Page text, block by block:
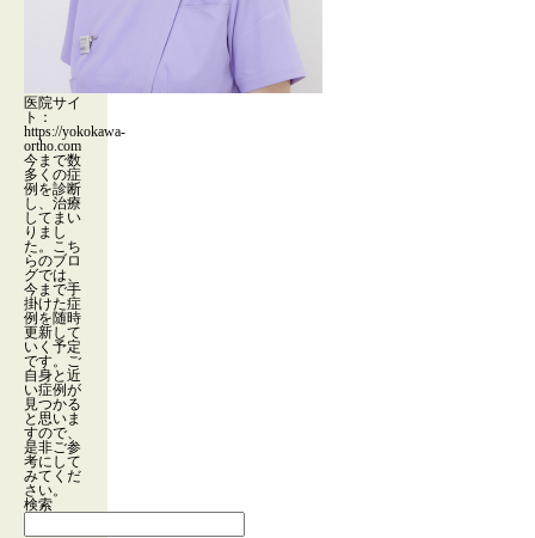
医院サイ
ト：
https://yokokawa-
ortho.com
今まで数
多くの症
例を診断
し、治療
してまい
りまし
た。こち
らのブロ
グでは、
今まで手
掛けた症
例を随時
更新して
いく予定
です。ご
自身と近
い症例が
見つかる
と思いま
すので、
是非ご参
考にして
みてくだ
さい。
検索